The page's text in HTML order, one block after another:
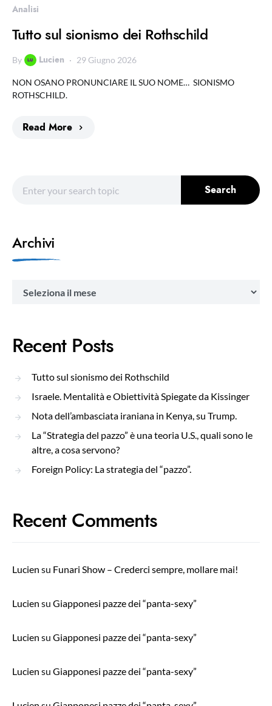
Analisi
Tutto sul sionismo dei Rothschild
By Lucien 29 Giugno 2026
NON OSANO PRONUNCIARE IL SUO NOME… SIONISMO
ROTHSCHILD.
Read More
Search
Archivi
Recent Posts
Tutto sul sionismo dei Rothschild
Israele. Mentalità e Obiettività Spiegate da Kissinger
Nota dell’ambasciata iraniana in Kenya, su Trump.
La “Strategia del pazzo” è una teoria U.S., quali sono le
altre, a cosa servono?
Foreign Policy: La strategia del “pazzo”.
Recent Comments
Lucien su Funari Show – Crederci sempre, mollare mai!
Lucien su Giapponesi pazze dei “panta-sexy”
Lucien su Giapponesi pazze dei “panta-sexy”
Lucien su Giapponesi pazze dei “panta-sexy”